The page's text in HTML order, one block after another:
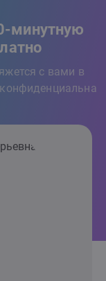
минутную
с вами в